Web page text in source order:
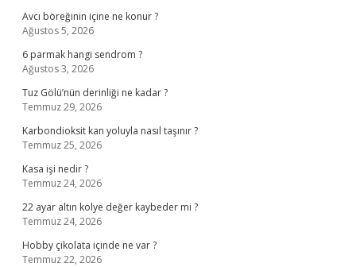
Avcı böreğinin içine ne konur ?
Ağustos 5, 2026
6 parmak hangi sendrom ?
Ağustos 3, 2026
Tuz Gölü’nün derinliği ne kadar ?
Temmuz 29, 2026
Karbondioksit kan yoluyla nasıl taşınır ?
Temmuz 25, 2026
Kasa işi nedir ?
Temmuz 24, 2026
22 ayar altın kolye değer kaybeder mi ?
Temmuz 24, 2026
Hobby çikolata içinde ne var ?
Temmuz 22, 2026